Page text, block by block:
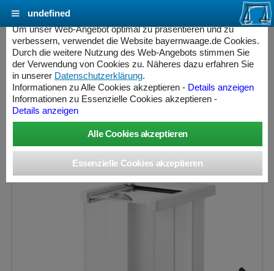
METTLER-TOLEDO Präzisionswaage
Excellence XPR404S/M Geeichte Ausführung
Wägebereich: 410 g, Ablesbarkeit: 0,1 mg, Eichschritt: 1
mg, geeicht
Cookie Einstellungen - bayernwaage.de
Um unser Web-Angebot optimal zu präsentieren und zu
verbessern, verwendet die Website bayernwaage.de Cookies.
Durch die weitere Nutzung des Web-Angebots stimmen Sie
der Verwendung von Cookies zu. Näheres dazu erfahren Sie
in unserer Datenschutzerklärung.
Informationen zu Alle Cookies akzeptieren - Details anzeigen
Informationen zu Essenzielle Cookies akzeptieren -
Details anzeigen
undefined